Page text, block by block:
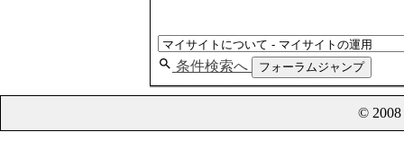
条件検索へ フォーラムジャンプ
© 2008